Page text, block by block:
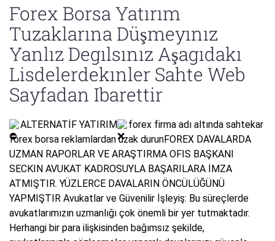
Forex Borsa Yatırım
Tuzaklarına Düşmeyınız
Yanlız Degılsınız Aşagıdakı
Lisdelerdekınler Sahte Web
Sayfadan Ibarettir
ALTERNATİF YATIRIM
forex firma adı altında sahtekar
forex borsa reklamlardan uzak durunFOREX DAVALARDA
UZMAN RAPORLAR VE ARAŞTIRMA OFIS BAŞKANI
SECKIN AVUKAT KADROSUYLA BAŞARILARA İMZA
ATMIŞTIR. YÜZLERCE DAVALARIN ÖNCÜLÜĞÜNÜ
YAPMIŞTIR Avukatlar ve Güvenilir İşleyiş: Bu süreçlerde
avukatlarımızın uzmanlığı çok önemli bir yer tutmaktadır.
Herhangi bir para ilişkisinden bağımsız şekilde,